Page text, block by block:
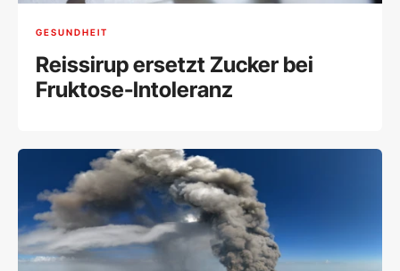
GESUNDHEIT
Reissirup ersetzt Zucker bei
Fruktose-Intoleranz